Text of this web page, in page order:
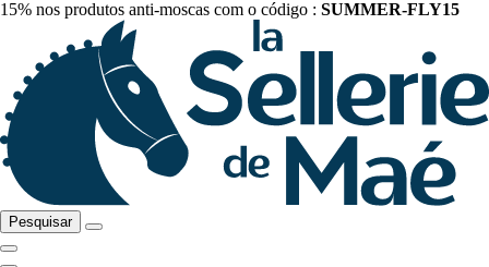
15% nos produtos anti-moscas com o código : SUMMER-FLY15
Pesquisar